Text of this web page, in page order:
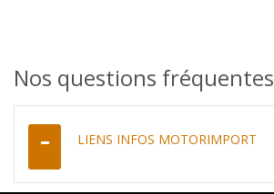
Nos questions fréquentes
LIENS INFOS MOTORIMPORT